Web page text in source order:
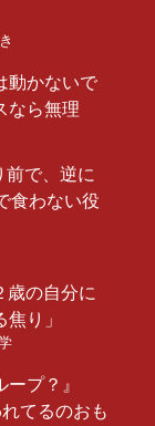
動かないで
なら無理
で、逆に
食わない役
の自分に
り」
プ？』
てるのおも